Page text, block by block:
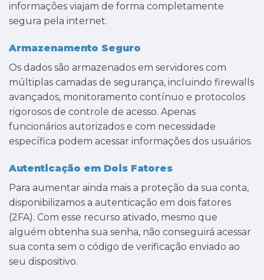
informações viajam de forma completamente
segura pela internet.
Armazenamento Seguro
Os dados são armazenados em servidores com
múltiplas camadas de segurança, incluindo firewalls
avançados, monitoramento contínuo e protocolos
rigorosos de controle de acesso. Apenas
funcionários autorizados e com necessidade
específica podem acessar informações dos usuários.
Autenticação em Dois Fatores
Para aumentar ainda mais a proteção da sua conta,
disponibilizamos a autenticação em dois fatores
(2FA). Com esse recurso ativado, mesmo que
alguém obtenha sua senha, não conseguirá acessar
sua conta sem o código de verificação enviado ao
seu dispositivo.